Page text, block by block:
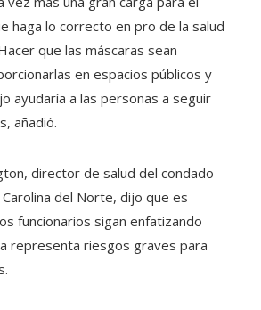
haga lo correcto en pro de la salud
que las máscaras sean
en espacios públicos y
ayudaría a las personas a seguir
añadió.
director de salud del condado
del Norte, dijo que es
funcionarios sigan enfatizando
representa riesgos graves para